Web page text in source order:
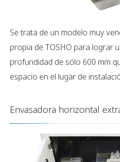
Se trata de un modelo muy
propia de TOSHO para lograr
profundidad de sólo 600 mm
espacio en el lugar de
Envasadora horizontal